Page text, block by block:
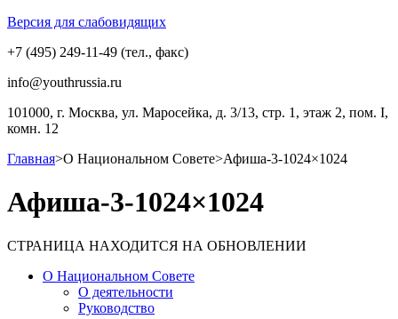
Версия для слабовидящих
+7 (495) 249-11-49 (тел., факс)
info@youthrussia.ru
101000, г. Москва, ул. Маросейка, д. 3/13, стр. 1, этаж 2, пом. I,
комн. 12
Главная>О Национальном Совете>Афиша-3-1024×1024
Афиша-3-1024×1024
СТРАНИЦА НАХОДИТСЯ НА ОБНОВЛЕНИИ
О Национальном Совете
О деятельности
Руководство